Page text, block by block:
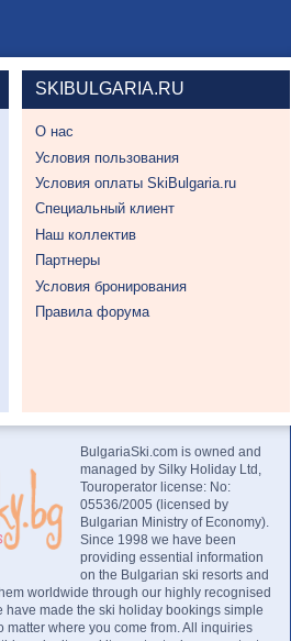
SKIBULGARIA.RU
О нас
Условия пользования
Условия оплаты SkiBulgaria.ru
Специальный клиент
Наш коллектив
Партнеры
Условия бронирования
Правила форума
BulgariaSki.com is owned and
managed by Silky Holiday Ltd,
Touroperator license: No:
05536/2005 (licensed by
Bulgarian Ministry of Economy).
Since 1998 we have been
providing essential information
on the Bulgarian ski resorts and
worldwide through our highly recognised
have made the ski holiday bookings simple
matter where you come from. All inquiries